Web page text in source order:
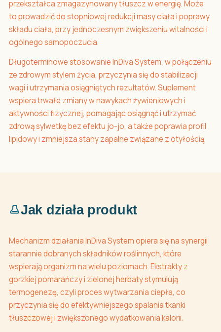
przekształca zmagazynowany tłuszcz w energię. Może
to prowadzić do stopniowej redukcji masy ciała i poprawy
składu ciała, przy jednoczesnym zwiększeniu witalności i
ogólnego samopoczucia.
Długoterminowe stosowanie InDiva System, w połączeniu
ze zdrowym stylem życia, przyczynia się do stabilizacji
wagi i utrzymania osiągniętych rezultatów. Suplement
wspiera trwałe zmiany w nawykach żywieniowych i
aktywności fizycznej, pomagając osiągnąć i utrzymać
zdrową sylwetkę bez efektu jo-jo, a także poprawia profil
lipidowy i zmniejsza stany zapalne związane z otyłością.
Jak działa produkt
Mechanizm działania InDiva System opiera się na synergii
starannie dobranych składników roślinnych, które
wspierają organizm na wielu poziomach. Ekstrakty z
gorzkiej pomarańczy i zielonej herbaty stymulują
termogenezę, czyli proces wytwarzania ciepła, co
przyczynia się do efektywniejszego spalania tkanki
tłuszczowej i zwiększonego wydatkowania kalorii.